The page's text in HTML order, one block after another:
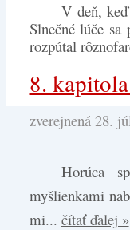
V deň,
Slnečné lúče
rozpútal
8.
zverejnená 28.
Horúca
myšlienkami
mi... čítať ďalej »